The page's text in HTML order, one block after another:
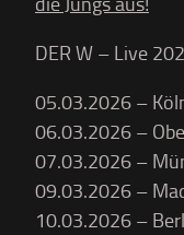
DER W – Live
05.03.2026 –
06.03.2026 –
07.03.2026 –
09.03.2026 –
10.03.2026 –